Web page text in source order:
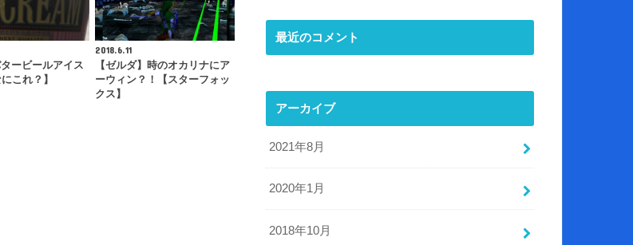
タービールアイス
これ？】
2018.6.11
【ゼルダ】時のオカリナにア
ーウィン？！【スターフォッ
クス】
最近のコメント
アーカイブ
2021年8月
2020年1月
2018年10月